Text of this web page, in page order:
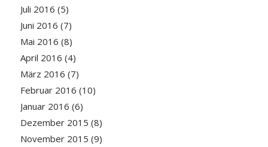
Juli 2016 (5)
Juni 2016 (7)
Mai 2016 (8)
April 2016 (4)
März 2016 (7)
Februar 2016 (10)
Januar 2016 (6)
Dezember 2015 (8)
November 2015 (9)